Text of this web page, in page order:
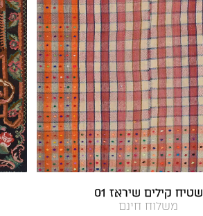
שטיח קילים שיראז 01
משלוח חינם